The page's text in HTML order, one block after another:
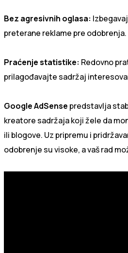
Bez agresivnih oglasa:
preterane reklame pre odobrenja.
Praćenje statistike: Redovno
prilagođavajte sadržaj
Google AdSense predstavlja
kreatore sadržaja koji žele da
ili blogove. Uz pripremu i
odobrenje su visoke, a vaš rad